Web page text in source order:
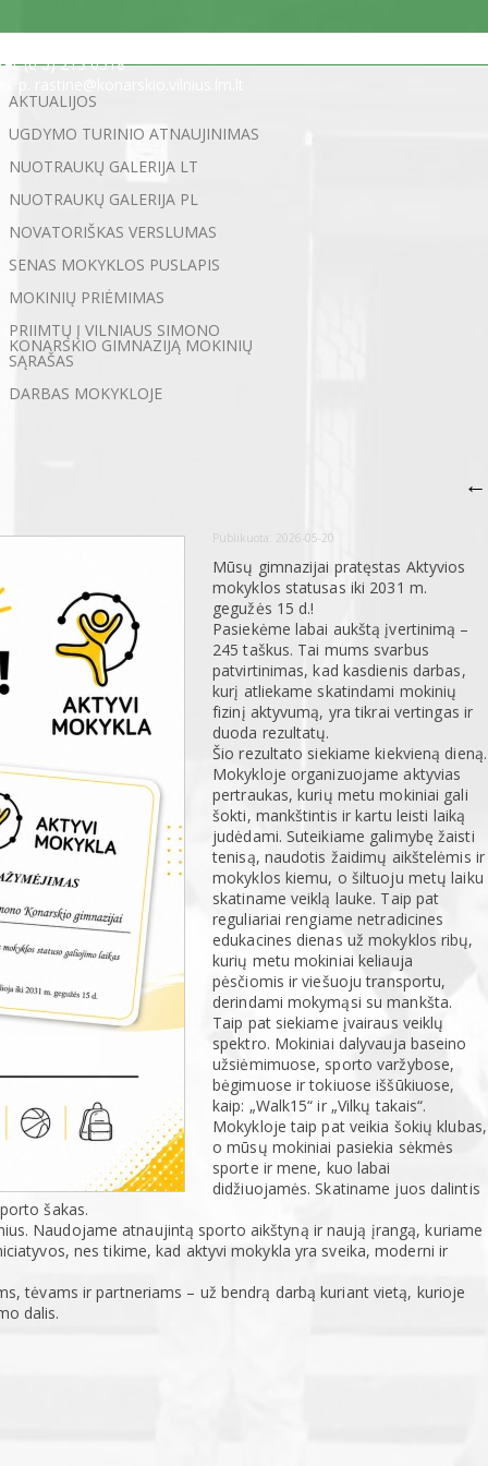
tel. (0 5) 213 0518
AKTUALIJOS
UGDYMO TURINIO ATNAUJINIMAS
NUOTRAUKŲ GALERIJA LT
NUOTRAUKŲ GALERIJA PL
NOVATORIŠKAS VERSLUMAS
SENAS MOKYKLOS PUSLAPIS
MOKINIŲ PRIĖMIMAS
PRIIMTŲ Į VILNIAUS SIMONO
KONARSKIO GIMNAZIJĄ MOKINIŲ
SĄRAŠAS
DARBAS MOKYKLOJE
←
Publikuota: 2026-05-20
Mūsų gimnazijai pratęstas Aktyvios
mokyklos statusas iki 2031 m.
gegužės 15 d.!
Pasiekėme labai aukštą įvertinimą –
245 taškus. Tai mums svarbus
patvirtinimas, kad kasdienis darbas,
kurį atliekame skatindami mokinių
fizinį aktyvumą, yra tikrai vertingas ir
duoda rezultatų.
Šio rezultato siekiame kiekvieną dieną.
Mokykloje organizuojame aktyvias
pertraukas, kurių metu mokiniai gali
šokti, mankštintis ir kartu leisti laiką
judėdami. Suteikiame galimybę žaisti
tenisą, naudotis žaidimų aikštelėmis ir
mokyklos kiemu, o šiltuoju metų laiku
skatiname veiklą lauke. Taip pat
reguliariai rengiame netradicines
edukacines dienas už mokyklos ribų,
kurių metu mokiniai keliauja
pėsčiomis ir viešuoju transportu,
derindami mokymąsi su mankšta.
Taip pat siekiame įvairaus veiklų
spektro. Mokiniai dalyvauja baseino
užsiėmimuose, sporto varžybose,
bėgimuose ir tokiuose iššūkiuose,
kaip: „Walk15“ ir „Vilkų takais“.
Mokykloje taip pat veikia šokių klubas,
o mūsų mokiniai pasiekia sėkmės
sporte ir mene, kuo labai
didžiuojamės. Skatiname juos dalintis
šakas.
Naudojame atnaujintą sporto aikštyną ir naują įrangą, kuriame
nes tikime, kad aktyvi mokykla yra sveika, moderni ir
tėvams ir partneriams – už bendrą darbą kuriant vietą, kurioje
dalis.